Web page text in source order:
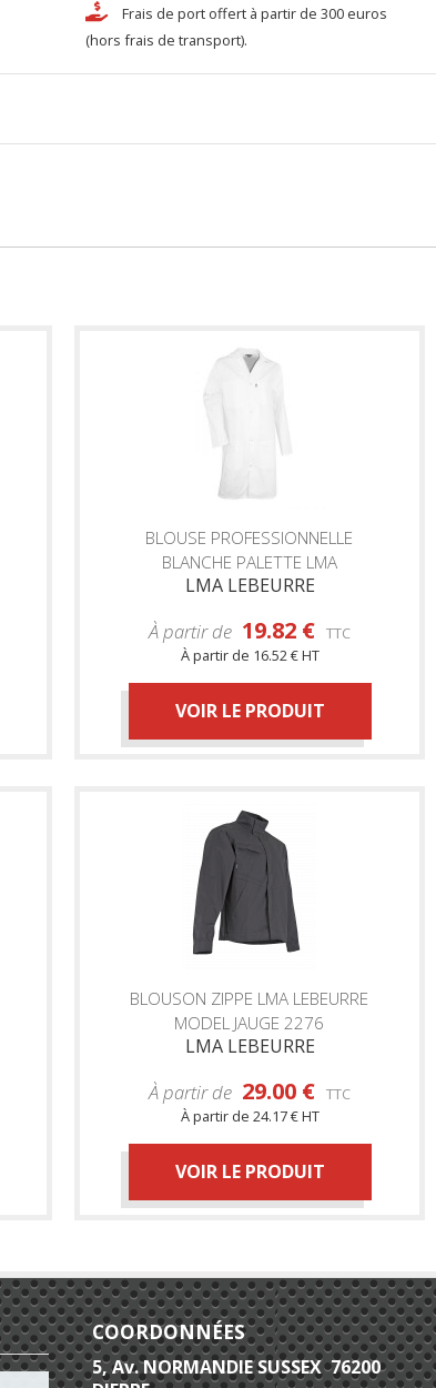
Frais de port offert à partir de 300 euros
(hors frais de transport).
BLOUSE PROFESSIONNELLE
BLANCHE PALETTE LMA
LMA LEBEURRE
À partir de 19.82 € TTC
À partir de 16.52 € HT
VOIR LE PRODUIT
BLOUSON ZIPPE LMA LEBEURRE
MODEL JAUGE 2276
LMA LEBEURRE
À partir de 29.00 € TTC
À partir de 24.17 € HT
VOIR LE PRODUIT
COORDONNÉES
5, Av. NORMANDIE SUSSEX 76200